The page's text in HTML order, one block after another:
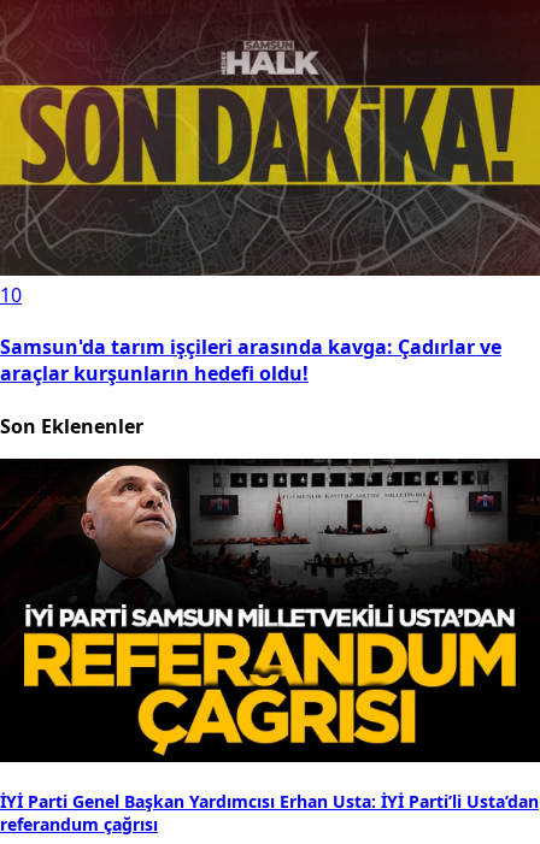
10
Samsun'da tarım işçileri arasında kavga: Çadırlar ve
araçlar kurşunların hedefi oldu!
Son Eklenenler
İYİ Parti Genel Başkan Yardımcısı Erhan Usta: İYİ Parti’li Usta’dan
referandum çağrısı